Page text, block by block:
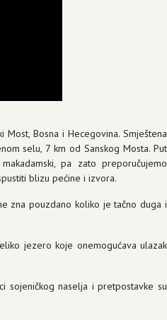
Bosna i Hecegovina. Smještena
selu, 7 km od Sanskog Mosta. Put
pa zato preporučujemo
blizu pećine i izvora.
zna pouzdano koliko je tačno duga i
jezero koje onemogućava ulazak
sojeničkog naselja i pretpostavke su